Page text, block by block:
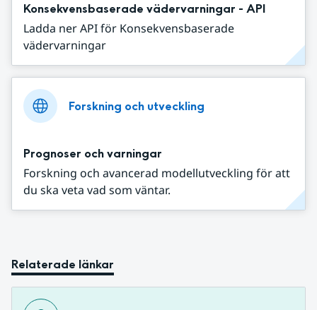
Konsekvensbaserade vädervarningar - API
Ladda ner API för Konsekvensbaserade
vädervarningar
Forskning och utveckling
Prognoser och varningar
Forskning och avancerad modellutveckling för att
du ska veta vad som väntar.
Relaterade länkar